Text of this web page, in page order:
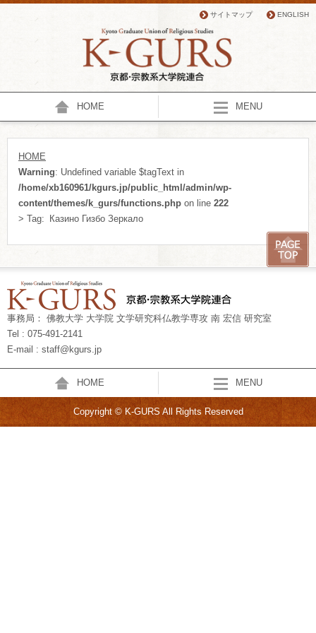
サイトマップ ENGLISH
HOME MENU
HOME
Warning: Undefined variable $tagText in
/home/xb160961/kgurs.jp/public_html/admin/wp-
content/themes/k_gurs/functions.php on line 222
> Tag:
Казино Гизбо Зеркало
事務局： 佛教大学 大学院 文学研究科仏教学専攻 南 宏信 研究室
Tel : 075-491-2141
E-mail : staff@kgurs.jp
HOME MENU
Copyright © K-GURS All Rights Reserved